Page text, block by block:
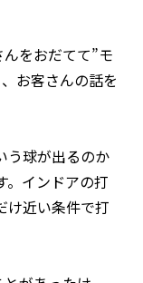
をおだてて”モ
お客さんの話を
う球が出るのか
。インドアの打
け近い条件で打